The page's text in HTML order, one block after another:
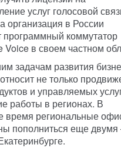
услуг голосовой
организация в России
программный коммутатор
Voice в своем частном
задачам развития
не только
и управляемых
работы в регионах. В
время региональные
пополниться еще